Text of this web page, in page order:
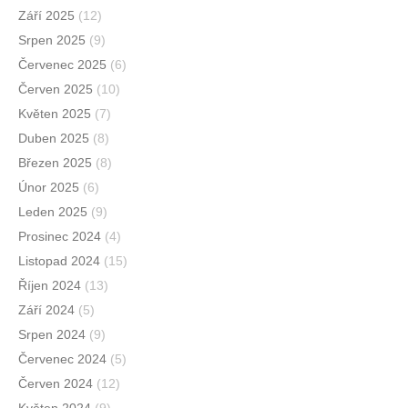
Září 2025 (12)
Srpen 2025 (9)
Červenec 2025 (6)
Červen 2025 (10)
Květen 2025 (7)
Duben 2025 (8)
Březen 2025 (8)
Únor 2025 (6)
Leden 2025 (9)
Prosinec 2024 (4)
Listopad 2024 (15)
Říjen 2024 (13)
Září 2024 (5)
Srpen 2024 (9)
Červenec 2024 (5)
Červen 2024 (12)